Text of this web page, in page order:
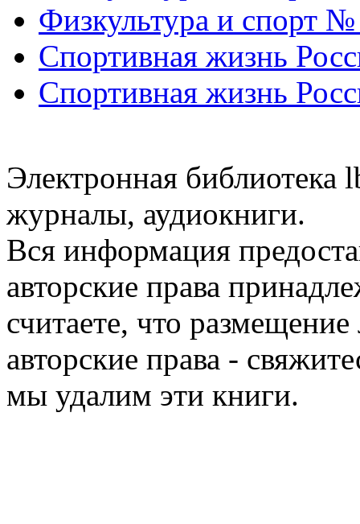
Физкультура и спорт
Спортивная жизнь
Спортивная жизнь
Электронная библиотека
журналы, аудиокниги.
Вся информация
авторские права
считаете, что
авторские права -
мы удалим эти книги.